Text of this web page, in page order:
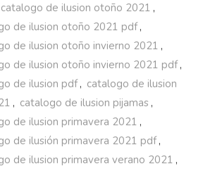
catalogo de ilusion otoño 2021 ,
de ilusion otoño 2021 pdf,
de ilusion otoño invierno 2021 ,
de ilusion otoño invierno 2021 pdf,
de ilusion pdf, catalogo de ilusion
, catalogo de ilusion pijamas ,
de ilusion primavera 2021 ,
de ilusión primavera 2021 pdf,
de ilusion primavera verano 2021 ,